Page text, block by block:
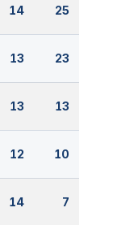
14 25
13 23
13 13
12 10
14 7